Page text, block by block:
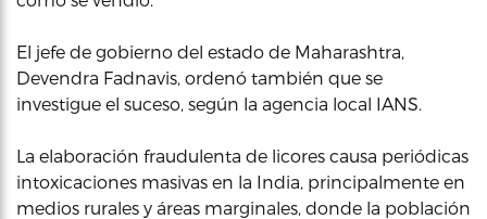
El jefe de gobierno del estado de Maharashtra,
Devendra Fadnavis, ordenó también que se
investigue el suceso, según la agencia local IANS.
La elaboración fraudulenta de licores causa periódicas
intoxicaciones masivas en la India, principalmente en
medios rurales y áreas marginales, donde la población